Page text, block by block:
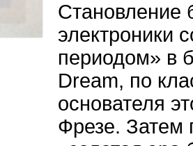
Становление
электроники
периодом» в
Dream, по
основателя
Фрезе. Затем